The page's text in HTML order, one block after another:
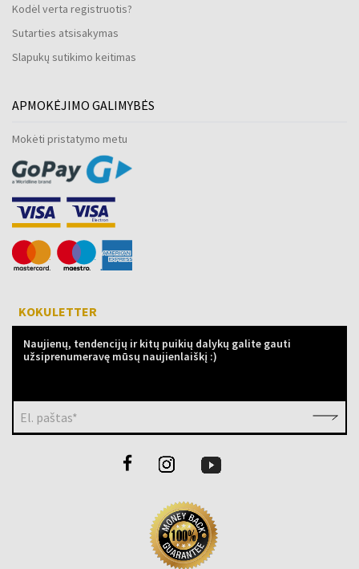
Kodėl verta registruotis?
Sutarties atsisakymas
Slapukų sutikimo keitimas
APMOKĖJIMO GALIMYBĖS
Mokėti pristatymo metu
KOKULETTER
Naujienų, tendencijų ir kitų puikių dalykų galite gauti
užsiprenumeravę mūsų naujienlaiškį :)
El. paštas*